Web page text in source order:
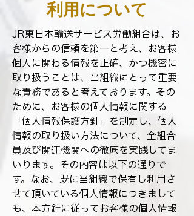
利用について
JR東日本輸送サービス労働組合は、お
客様からの信頼を第一と考え、お客様
個人に関わる情報を正確、かつ機密に
取り扱うことは、当組織にとって重要
な責務であると考えております。その
ために、お客様の個人情報に関する
「個人情報保護方針」を制定し、個人
情報の取り扱い方法について、全組合
員及び関連機関への徹底を実践してま
いります。その内容は以下の通りで
す。なお、既に当組織で保有し利用さ
せて頂いている個人情報につきまして
も、本方針に従ってお客様の個人情報